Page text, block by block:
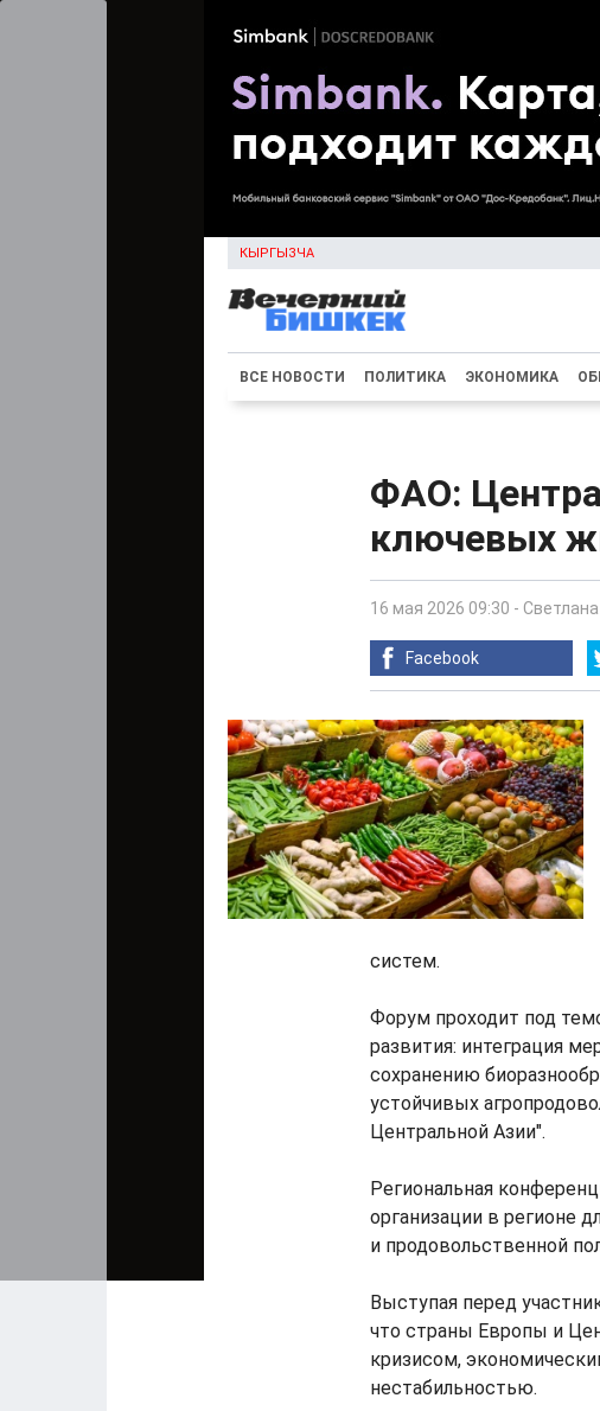
КЫРГЫЗЧА
ВСЕ НОВОСТИ ПОЛИТИКА ЭКОНОМИКА
ФАО:
ключевых
16 мая 2026 09:30 -
Facebook
систем.
Форум проходит под
развития: интеграция
сохранению
устойчивых
Центральной Азии".
Региональная
организации в регионе
и продовольственной
Выступая перед
что страны Европы и
кризисом,
нестабильностью.